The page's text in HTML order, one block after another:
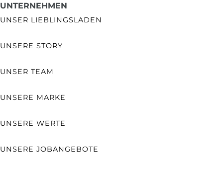
UNTERNEHMEN
UNSER LIEBLINGSLADEN
UNSERE STORY
UNSER TEAM
UNSERE MARKE
UNSERE WERTE
UNSERE JOBANGEBOTE